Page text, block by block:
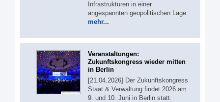
Infrastrukturen in einer
angespannten geopolitischen Lage.
mehr...
Veranstaltungen:
Zukunftskongress wieder mitten
in Berlin
[21.04.2026] Der Zukunftskongress
Staat & Verwaltung findet 2026 am
9. und 10. Juni in Berlin statt.